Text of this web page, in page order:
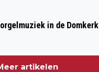
in de Domkerk
artikelen